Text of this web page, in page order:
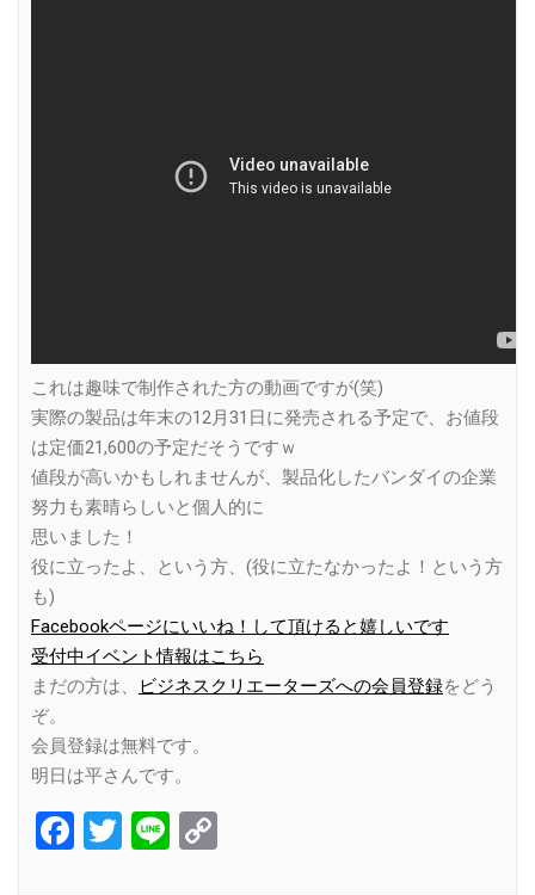
これは趣味で制作された方の動画ですが(笑)
実際の製品は年末の12月31日に発売される予定で、お値段
は定価21,600の予定だそうですｗ
値段が高いかもしれませんが、製品化したバンダイの企業
努力も素晴らしいと個人的に
思いました！
役に立ったよ、という方、(役に立たなかったよ！という方
も)
Facebookページにいいね！して頂けると嬉しいです
受付中イベント情報はこちら
まだの方は、
ビジネスクリエーターズへの会員登録をどう
ぞ。
会員登録は無料です。
明日は平さんです。
Facebook
Twitter
Line